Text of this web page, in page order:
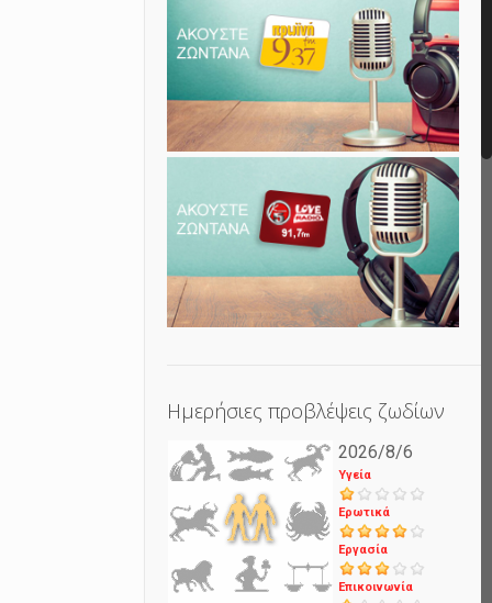
Ημερήσιες προβλέψεις ζωδίων
2026/8/6
Υγεία
Ερωτικά
Εργασία
Επικοινωνία